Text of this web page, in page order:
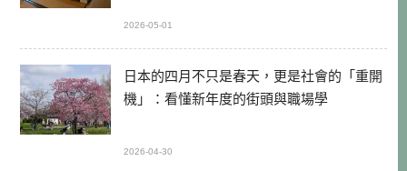
2026-05-01
日本的四月不只是春天，更是社會的「重開
機」：看懂新年度的街頭與職場學
2026-04-30